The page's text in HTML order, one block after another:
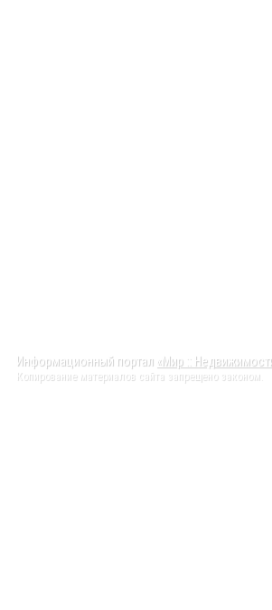
Информационный портал «Мир ::
Копирование материалов сайта запрещено законом.